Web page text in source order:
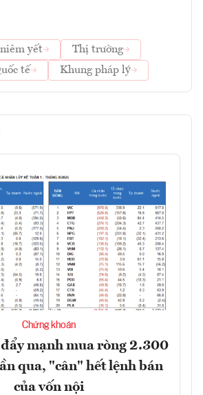
yết
Thị trường
tế Khung pháp lý
Chứng khoán
mạnh mua ròng 2.300
qua, "cân" hết lệnh bán
của vốn nội